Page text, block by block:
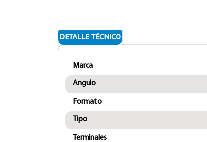
DETALLE TÉCNICO
Marca
Angulo
Formato
Tipo
Terminales